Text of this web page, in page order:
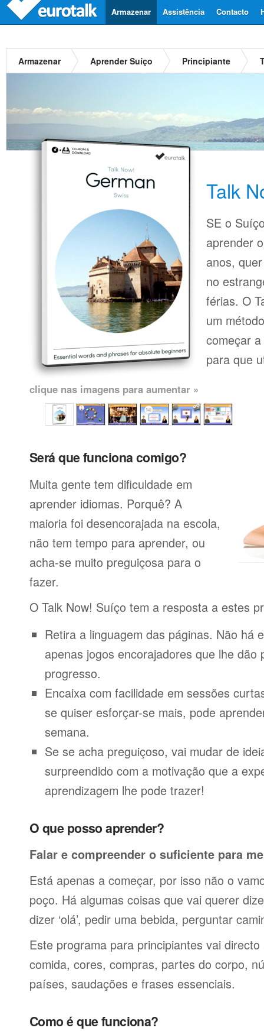
Contacto
Assistência
Armazenar
Armazenar Aprender Suíço Principiante
Talk
SE o
aprender
anos,
no
férias. O
um
começar
para que
clique nas imagens para aumentar »
Será que funciona comigo?
Muita gente tem dificuldade em
aprender idiomas. Porquê? A
maioria foi desencorajada na escola,
não tem tempo para aprender, ou
acha-se muito preguiçosa para o
fazer.
O Talk Now! Suíço tem a resposta a estes
Retira a linguagem das páginas. Não há
apenas jogos encorajadores que lhe dão
progresso.
Encaixa com facilidade em sessões
se quiser esforçar-se mais, pode
semana.
Se se acha preguiçoso, vai mudar de
surpreendido com a motivação que a
aprendizagem lhe pode trazer!
O que posso aprender?
Falar e compreender o suficiente para
Está apenas a começar, por isso não o
poço. Há algumas coisas que vai querer
dizer ‘olá’, pedir uma bebida, perguntar
Este programa para principiantes vai
comida, cores, compras, partes do corpo,
países, saudações e frases essenciais.
Como é que funciona?